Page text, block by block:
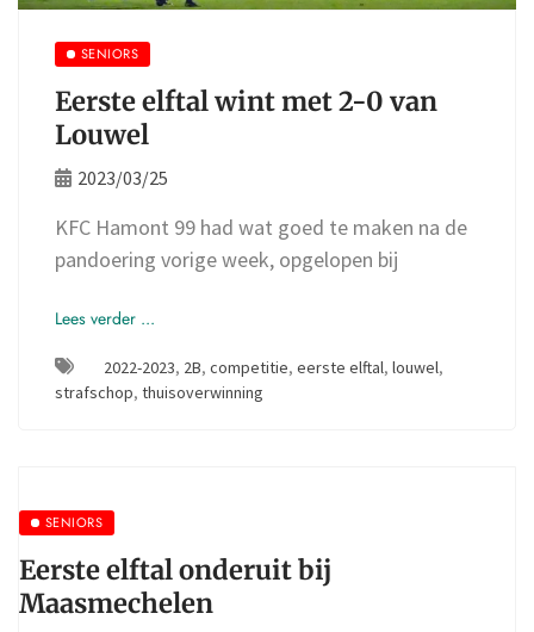
SENIORS
Eerste elftal wint met 2-0 van
Louwel
2023/03/25
KFC Hamont 99 had wat goed te maken na de
pandoering vorige week, opgelopen bij
Lees verder ...
2022-2023, 2B, competitie, eerste elftal, louwel,
strafschop, thuisoverwinning
SENIORS
Eerste elftal onderuit bij
Maasmechelen